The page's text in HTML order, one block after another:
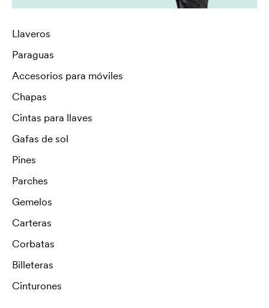
Llaveros
Paraguas
Accesorios para móviles
Chapas
Cintas para llaves
Gafas de sol
Pines
Parches
Gemelos
Carteras
Corbatas
Billeteras
Cinturones